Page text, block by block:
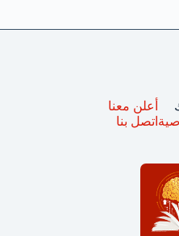
أعلن معنا
اتصل بنا